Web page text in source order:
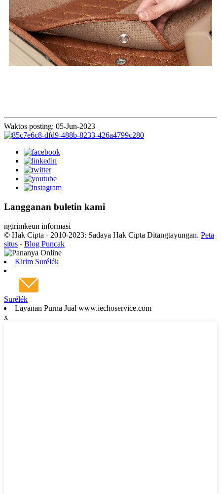
Waktos posting: 05-Jun-2023
Langganan buletin kami
ngirimkeun informasi
© Hak Cipta - 2010-2023: Sadaya Hak Cipta Ditangtayungan. Peta
situs - Blog Puncak
Kirim Surélék
Surélék
Layanan Purna Jual www.iechoservice.com
x